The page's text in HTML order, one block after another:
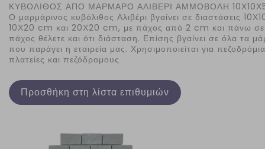
ΚΥΒΟΛΙΘΟΣ ΑΠΟ ΜΑΡΜΑΡΟ ΑΛΙΒΕΡΙ ΑΜΜΟΒΟΛΗ
Ο μαρμάρινος κυβόλιθος Αλιβέρι βγαίνει σε διαστάσεις
10Χ20 cm και 20Χ20 cm, με πάχος από 2 cm και πάνω σε
πάχος θέλετε και ότι διάσταση. Επίσης βγαίνει σε όλα τα
που παράγει η εταιρεία μας. Χρησιμοποιείται για
πλατείες και πεζόδρομους
Προσθήκη στη λίστα επιθυμιών